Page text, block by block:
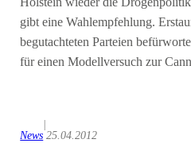
gibt eine Wahlempfehlung.
begutachteten Parteien
für einen Modellversuch zur
News
|
25.04.2012